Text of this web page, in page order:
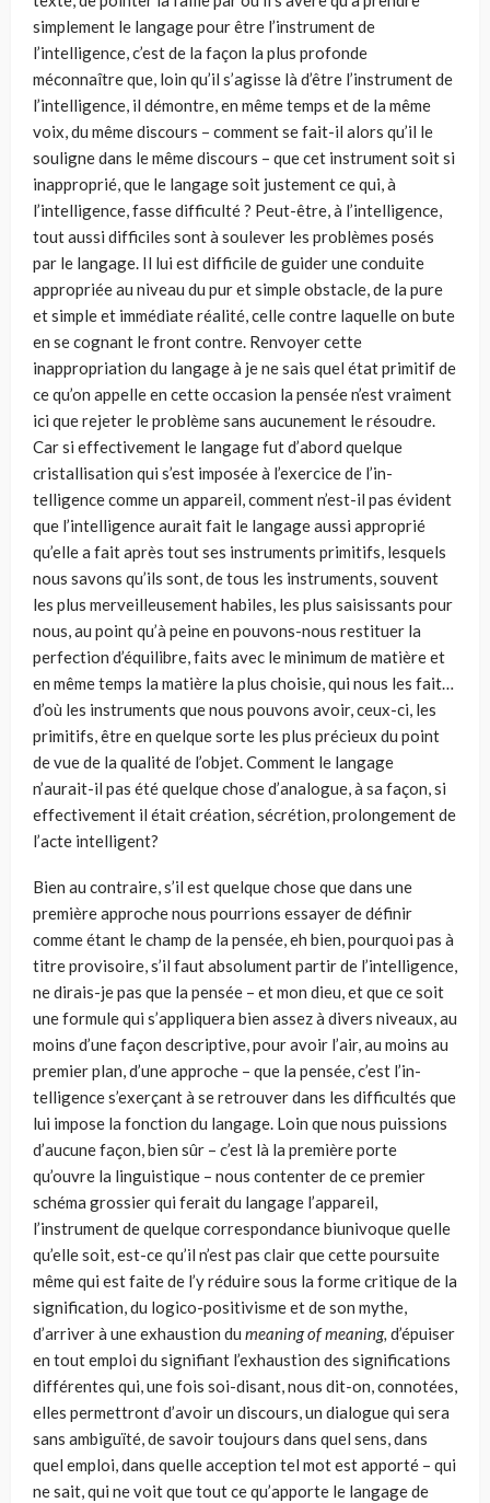
simplement le langage pour être l’instrument de
l’intelligence, c’est de la façon la plus profonde
méconnaître que, loin qu’il s’agisse là d’être l’instrument de
l’intelligence, il démontre, en même temps et de la même
voix, du même discours – comment se fait-il alors qu’il le
souligne dans le même discours – que cet instrument soit si
inapproprié, que le langage soit justement ce qui, à
l’intelligence, fasse difficulté ? Peut-être, à l’intelligence,
tout aussi difficiles sont à soulever les problèmes posés
par le langage. Il lui est difficile de guider une conduite
appropriée au niveau du pur et simple obstacle, de la pure
et simple et immédiate réalité, celle contre laquelle on bute
en se cognant le front contre. Renvoyer cette
inappropriation du langage à je ne sais quel état primitif de
ce qu’on appelle en cette occasion la pensée n’est vraiment
ici que rejeter le problème sans aucunement le résoudre.
Car si effectivement le langage fut d’abord quelque
cristallisation qui s’est imposée à l’exercice de l’in­
telligence comme un appareil, comment n’est-il pas évident
que l’intelligence aurait fait le langage aussi approprié
qu’elle a fait après tout ses instruments pri­mitifs, lesquels
nous savons qu’ils sont, de tous les instruments, souvent
les plus merveilleusement habiles, les plus saisissants pour
nous, au point qu’à peine en pouvons-nous restituer la
perfection d’équilibre, faits avec le minimum de matière et
en même temps la matière la plus choisie, qui nous les fait…
d’où les instruments que nous pouvons avoir, ceux-ci, les
primitifs, être en quelque sorte les plus précieux du point
de vue de la qualité de l’objet. Comment le langage
n’aurait-il pas été quelque chose d’analogue, à sa façon, si
effectivement il était création, sécrétion, prolongement de
l’acte intelligent?
Bien au contraire, s’il est quelque chose que dans une
première approche nous pourrions essayer de définir
comme étant le champ de la pensée, eh bien, pourquoi pas à
titre provisoire, s’il faut absolument partir de l’intelligence,
ne dirais-je pas que la pensée – et mon dieu, et que ce soit
une formule qui s’ap­pliquera bien assez à divers niveaux, au
moins d’une façon descriptive, pour avoir l’air, au moins au
premier plan, d’une approche – que la pensée, c’est l’in­
telligence s’exerçant à se retrouver dans les difficultés que
lui impose la fonction du langage. Loin que nous puissions
d’aucune façon, bien sûr – c’est là la pre­mière porte
qu’ouvre la linguistique – nous contenter de ce premier
schéma grossier qui ferait du langage l’appareil,
l’instrument de quelque correspondan­ce biunivoque quelle
qu’elle soit, est-ce qu’il n’est pas clair que cette poursuite
même qui est faite de l’y réduire sous la forme critique de la
signification, du logico-positivisme et de son mythe,
d’arriver à une exhaustion du meaning of meaning, d’épuiser
en tout emploi du signifiant l’exhaustion des significations
différentes qui, une fois soi-disant, nous dit-on, connotées,
elles permettront d’avoir un discours, un dialogue qui sera
sans ambiguïté, de savoir toujours dans quel sens, dans
quel emploi, dans quelle acception tel mot est apporté – qui
ne sait, qui ne voit que tout ce qu’apporte le langage de